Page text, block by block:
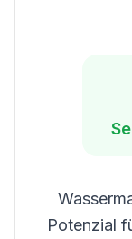
Potenzial